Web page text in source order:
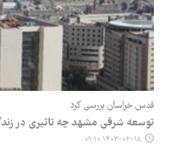
قدس خراسان بررسی کرد
توسعه شرقی مشهد چه تاثیری در
۱۴۰۳-۰۲-۱۸ ۰۹:۱۰